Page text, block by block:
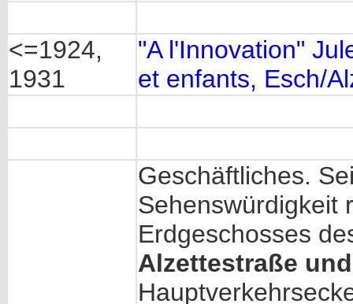
<=1924,
1931
"A l'Innovation"
et enfants, Esch/
Geschäftliches.
Sehenswürdigkeit
Erdgeschosses
Alzettestraße